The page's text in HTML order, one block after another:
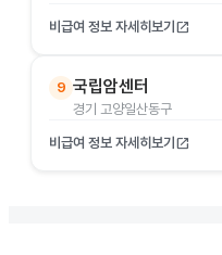
비급여 정보 자세히보기 open_in_new
9 국립암센터
경기 고양일산동구
비급여 정보 자세히보기 open_in_new